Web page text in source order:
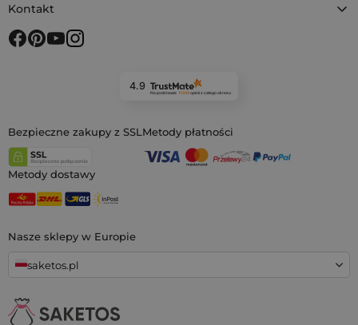
Nasze sklepy w Europie
saketos.pl
Kontakt
4.9
Na podstawie 11 949opiniiz całego okresu
Bezpieczne zakupy z SSLMetody płatności
Metody dostawy